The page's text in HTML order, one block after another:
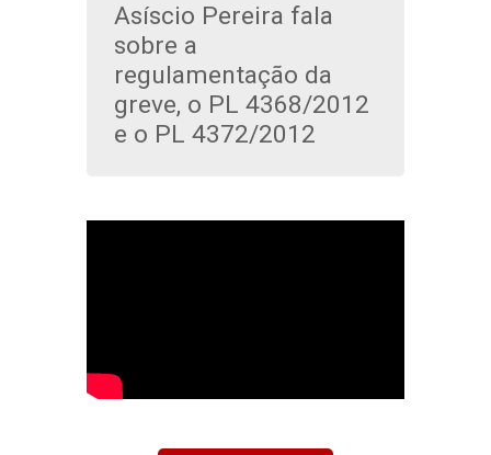
Asíscio Pereira fala
sobre a
regulamentação da
greve, o PL 4368/2012
e o PL 4372/2012